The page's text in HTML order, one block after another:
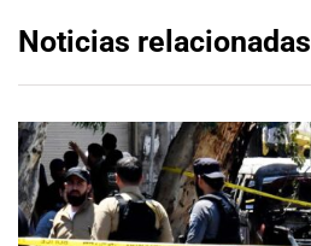
Noticias relacionadas